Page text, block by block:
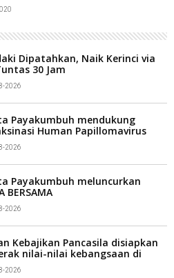
Dipatahkan, Naik Kerinci via
30 Jam
2026
Payakumbuh mendukung
Human Papillomavirus
sipil negara (ASN) dan
2026
Payakumbuh meluncurkan
BERSAMA
2026
Kebajikan Pancasila disiapkan
nilai-nilai kebangsaan di
Kota Payakumbuh
2026